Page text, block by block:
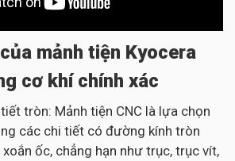
mảnh tiện Kyocera
cơ khí chính xác
tròn: Mảnh tiện CNC là lựa chọn
các chi tiết có đường kính tròn
ốc, chẳng hạn như trục, trục vít,